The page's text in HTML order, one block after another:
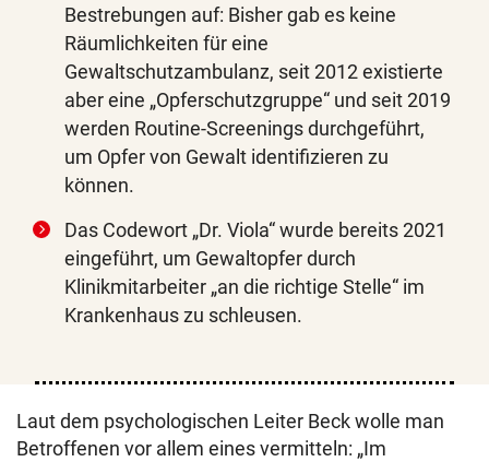
Bestrebungen auf: Bisher gab es keine
Räumlichkeiten für eine
Gewaltschutzambulanz, seit 2012 existierte
aber eine „Opferschutzgruppe“ und seit 2019
werden Routine-Screenings durchgeführt,
um Opfer von Gewalt identifizieren zu
können.
Das Codewort „Dr. Viola“ wurde bereits 2021
eingeführt, um Gewaltopfer durch
Klinikmitarbeiter „an die richtige Stelle“ im
Krankenhaus zu schleusen.
Laut dem psychologischen Leiter Beck wolle man
Betroffenen vor allem eines vermitteln: „Im